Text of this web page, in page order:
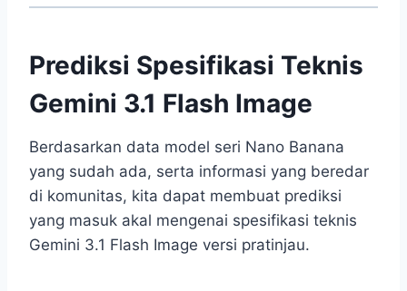
Prediksi Spesifikasi Teknis
Gemini 3.1 Flash Image
Berdasarkan data model seri Nano Banana
yang sudah ada, serta informasi yang beredar
di komunitas, kita dapat membuat prediksi
yang masuk akal mengenai spesifikasi teknis
Gemini 3.1 Flash Image versi pratinjau.